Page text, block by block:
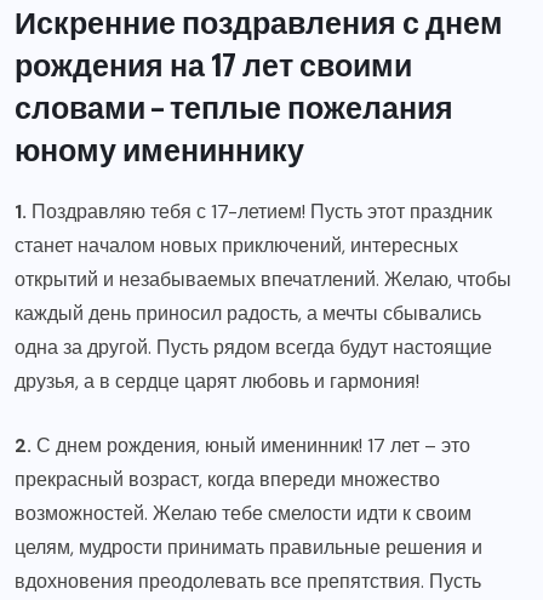
Искренние поздравления с днем
рождения на 17 лет своими
словами – теплые пожелания
юному имениннику
1. Поздравляю тебя с 17-летием! Пусть этот праздник
станет началом новых приключений, интересных
открытий и незабываемых впечатлений. Желаю, чтобы
каждый день приносил радость, а мечты сбывались
одна за другой. Пусть рядом всегда будут настоящие
друзья, а в сердце царят любовь и гармония!
2. С днем рождения, юный именинник! 17 лет – это
прекрасный возраст, когда впереди множество
возможностей. Желаю тебе смелости идти к своим
целям, мудрости принимать правильные решения и
вдохновения преодолевать все препятствия. Пусть